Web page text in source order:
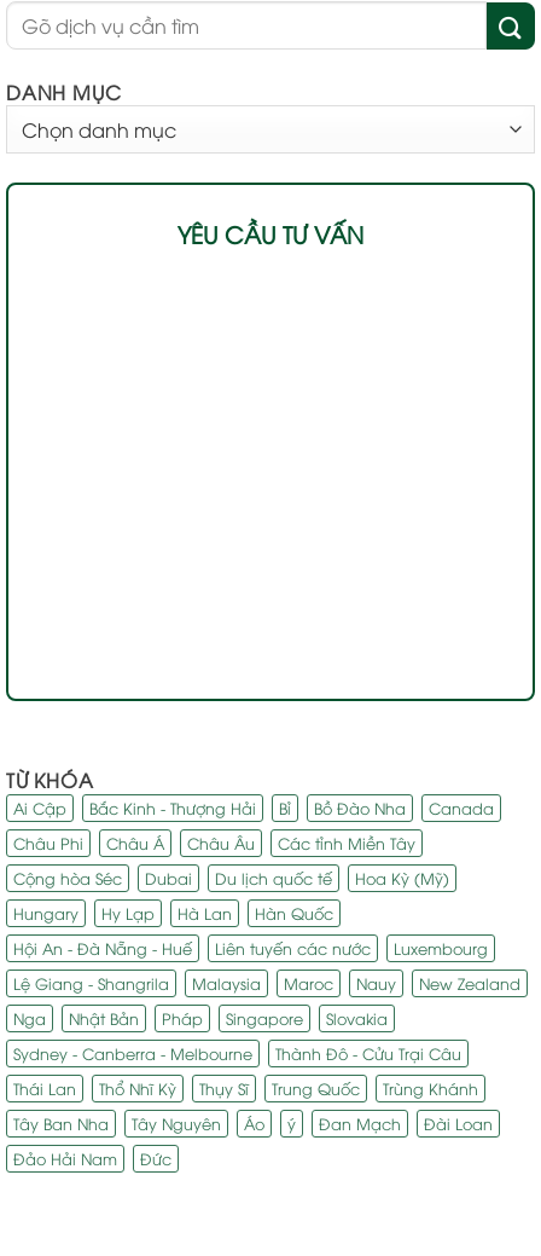
DANH MỤC
MỤC
YÊU CẦU TƯ VẤN
TỪ KHÓA
Ai Cập Bắc Kinh - Thượng Hải Bỉ Bồ Đào Nha
Canada
Châu Phi
Châu Á Châu Âu
Các tỉnh Miền Tây
Cộng hòa Séc
Dubai Du lịch quốc tế
Hoa Kỳ (Mỹ)
Hungary
Hy Lạp Hà Lan
Hàn Quốc
Hội An - Đà Nẵng - Huế
Liên tuyến các nước
Luxembourg
Lệ Giang - Shangrila
Malaysia Maroc Nauy
New Zealand
Nga
Nhật Bản Pháp Singapore
Slovakia
Sydney - Canberra - Melbourne
Thành Đô - Cửu Trại Câu
Thái Lan
Thổ Nhĩ Kỳ Thụy Sĩ Trung Quốc
Trùng Khánh
Tây Ban Nha
Tây Nguyên Áo ý Đan Mạch
Đài Loan
Đảo Hải Nam
Đức